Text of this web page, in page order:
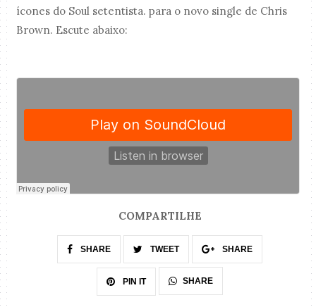
ícones do Soul setentista. para o novo single de Chris
Brown. Escute abaixo:
COMPARTILHE
SHARE TWEET SHARE
PIN IT SHARE